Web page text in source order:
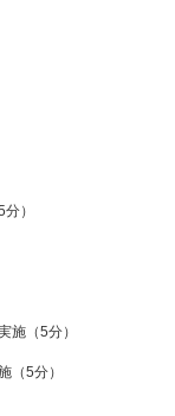
）
施（5分）
（5分）